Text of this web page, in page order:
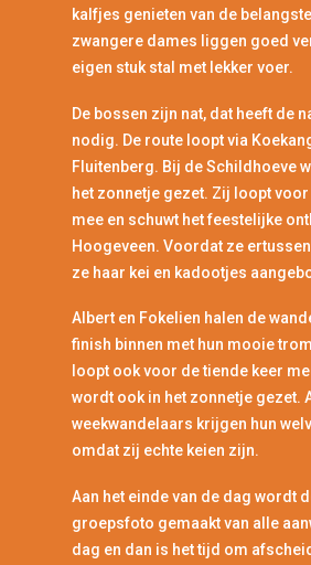
kalfjes genieten van de
zwangere dames liggen goed
eigen stuk stal met lekker voer.
De bossen zijn nat, dat heeft de
nodig. De route loopt via
Fluitenberg. Bij de Schildhoeve
het zonnetje gezet. Zij loopt
mee en schuwt het feestelijke
Hoogeveen. Voordat ze
ze haar kei en kadootjes
Albert en Fokelien halen de
finish binnen met hun mooie
loopt ook voor de tiende keer
wordt ook in het zonnetje gezet.
weekwandelaars krijgen hun
omdat zij echte keien zijn.
Aan het einde van de dag wordt
groepsfoto gemaakt van alle
dag en dan is het tijd om